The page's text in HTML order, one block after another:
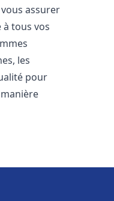
assurer
tous vos
les
pour